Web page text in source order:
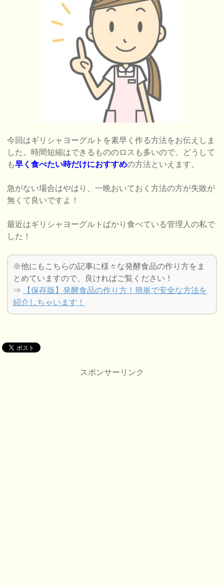
今回はギリシャヨーグルトを素早く作る方法をお伝えしま
した。時間短縮はできるもののロスも多いので、どうして
も早く食べたい時だけにおすすめの方法といえます。
急がない場合はやはり、一晩おいておく方法の方が失敗が
無くて良いですよ！
最近はギリシャヨーグルトばかり食べている管理人の私で
した！
※他にもこちらの記事に様々な発酵食品の作り方をま
とめていますので、良ければご覧ください！
⇒
【保存版】発酵食品の作り方！簡単で安全な方法を
紹介しちゃいます！
スポンサーリンク